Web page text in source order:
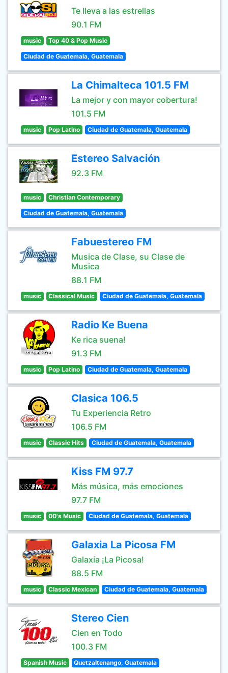
Te lleva a las estrellas
90.1 FM
music Top 40 & Pop Music
Ciudad de Guatemala, Guatemala
La Chimalteca 101.5 FM
La mejor y con mayor cobertura!
101.5 FM
music Pop Latino Ciudad de Guatemala, Guatemala
Estereo Salvación
92.3 FM
music Christian Contemporary
Ciudad de Guatemala, Guatemala
Fabuestereo FM
Musica de Clase, su Clase de
Musica
88.1 FM
music Classical Music Ciudad de Guatemala, Guatemala
Radio Ke Buena
Ke rica suena!
91.3 FM
music Pop Latino Ciudad de Guatemala, Guatemala
Clasica 106.5
Tu Experiencia Retro
106.5 FM
music Classic Hits Ciudad de Guatemala, Guatemala
Kiss FM 97.7
Más música, más emociones
97.7 FM
music 00's Music Ciudad de Guatemala, Guatemala
Galaxia La Picosa FM
Galaxia ¡La Picosa!
88.5 FM
music Classic Mexican Ciudad de Guatemala, Guatemala
Stereo Cien
Cien en Todo
100.3 FM
Spanish Music Quetzaltenango, Guatemala